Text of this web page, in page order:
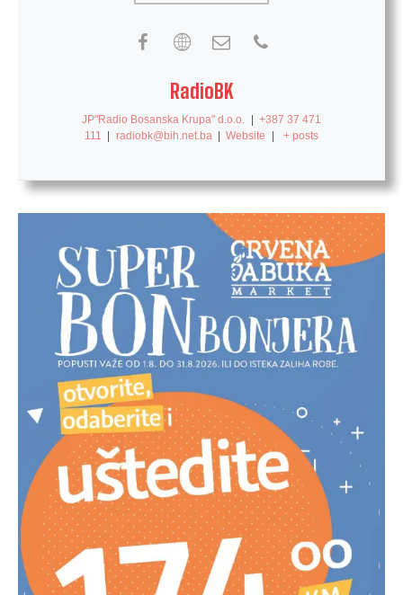
RadioBK
JP"Radio Bosanska Krupa" d.o.o.
+387 37 471
111
radiobk@bih.net.ba Website + posts